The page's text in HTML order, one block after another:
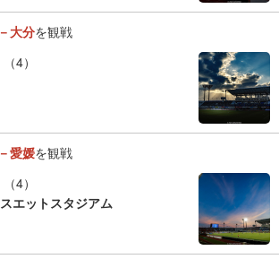
大分を観戦
（4）
愛媛を観戦
（4）
エットスタジアム